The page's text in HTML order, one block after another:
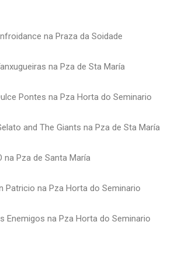
na Praza da Soidade
na Pza de Sta María
Pontes na Pza Horta do Seminario
and The Giants na Pza de Sta María
na Pza de Santa María
Patricio na Pza Horta do Seminario
Enemigos na Pza Horta do Seminario